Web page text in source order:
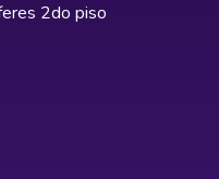
2do piso